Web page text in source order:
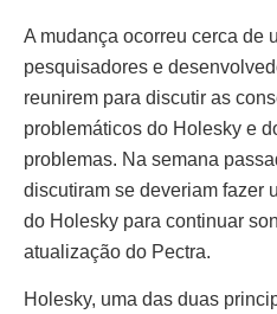
A mudança ocorreu cerca de
pesquisadores e
reunirem para discutir as
problemáticos do Holesky e
problemas. Na semana
discutiram se deveriam fazer
do Holesky para continuar
atualização do Pectra.
Holesky, uma das duas